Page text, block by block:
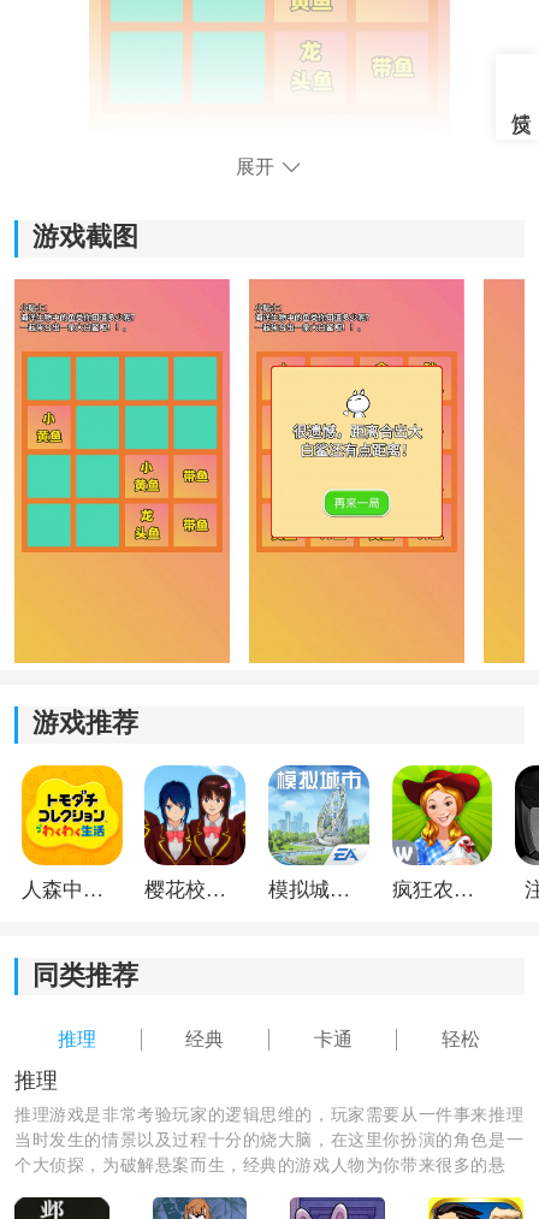
的。
2.可以选择不一样的小鱼的种类，有龙头鱼，有带鱼，还
有小黄鱼。
3.可以在这里尝试更多不同的合成的方式，了解更多新的
展开
游戏截图
游戏推荐
人森中文版 樱花校园模拟器1.048.00中文版 模拟城市我是巿长联机版 疯狂农场3美国派19
同类推荐
推理 经典 卡通 轻松
推理
推理游戏是非常考验玩家的逻辑思维的，玩家需要从一件事来推理
当时发生的情景以及过程十分的烧大脑，在这里你扮演的角色是一
个大侦探，为破解悬案而生，经典的游戏人物为你带来很多的悬